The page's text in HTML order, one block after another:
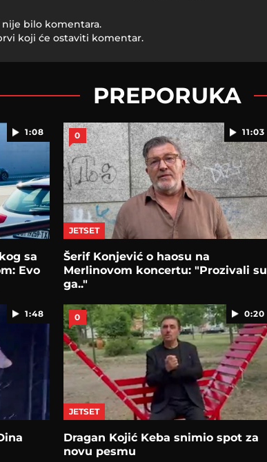
nije bilo komentara.
koji će ostaviti komentar.
PREPORUKA
1:08
sa
Evo
11:03
0
JETSET
Šerif Konjević o haosu na
Merlinovom koncertu: "Prozivali su
ga.."
1:48 0:20
0
JETSET
Dragan Kojić Keba snimio spot za
novu pesmu